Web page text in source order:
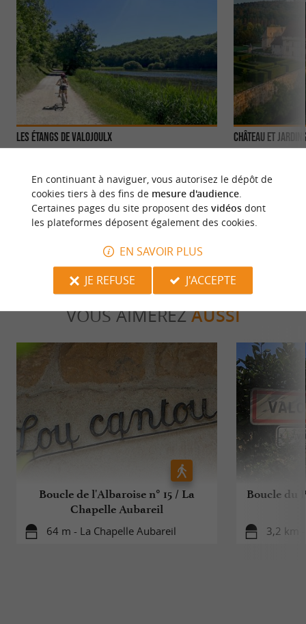
Les étangs de Valojoulx
grand site de 12 ...
2,1 km - Valojoulx
Château et
Vézère, le
4,7 km -
VOUS AIMEREZAUSSI
Boucle de l'Albaroise n° 15 / La
Chapelle Aubareil
64 m - La Chapelle Aubareil
Boucle du
3,2 km
En continuant à naviguer, vous autorisez le dépôt de
cookies tiers à des fins de mesure d'audience.
Certaines pages du site proposent des vidéosdont
les plateformes déposent également des cookies.
EN SAVOIR PLUS
JE REFUSE
J'ACCEPTE